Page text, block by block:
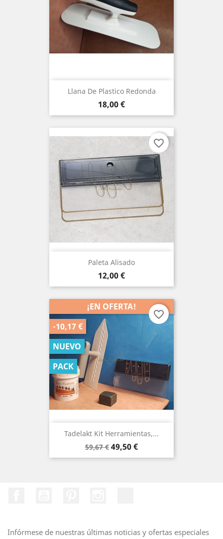
Llana De Plastico Redonda
Precio
18,00 €
Paleta Alisado
Precio
12,00 €
favorite_border
Tadelakt Kit Herramientas,...
Precio
base
59,67 € Precio
49,50 €
¡EN OFERTA!
-10,17 €
NUEVO
PACK
favorite_border
Infórmese de nuestras últimas noticias y ofertas especiales